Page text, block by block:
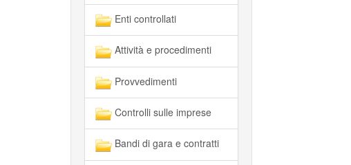
Enti controllati
Attività e procedimenti
Provvedimenti
Controlli sulle imprese
Bandi di gara e contratti